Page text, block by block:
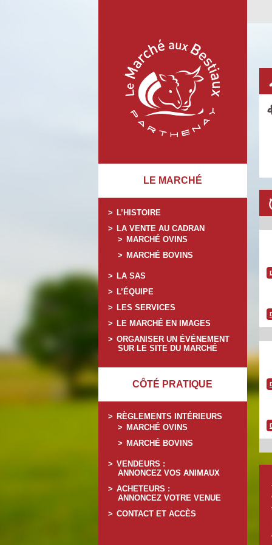
LE MARCHÉ
L’HISTOIRE
LA VENTE AU CADRAN
MARCHÉ OVINS
MARCHÉ BOVINS
LA SAS
L’ÉQUIPE
LES SERVICES
LE MARCHÉ EN IMAGES
ORGANISER UN ÉVÉNEMENT
SUR LE SITE DU MARCHÉ
CÔTÉ PRATIQUE
RÈGLEMENTS INTÉRIEURS
MARCHÉ OVINS
MARCHÉ BOVINS
VENDEURS :
ANNONCEZ VOS ANIMAUX
ACHETEURS :
ANNONCEZ VOTRE VENUE
CONTACT ET ACCÈS